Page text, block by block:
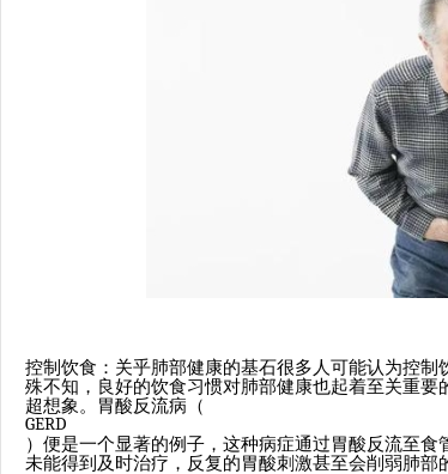
控制饮食：关乎肺部健康的基石很多人可能认为控
殊不知，良好的饮食习惯对肺部健康也起着至关重
超想象。胃酸反流病（
GERD
）便是一个显著的例子，这种病症通过胃酸反流至
未能得到及时治疗，反复的胃酸刺激甚至会削弱肺部